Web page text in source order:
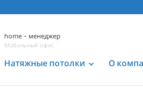
home - менеджер
Мобильный офис
Натяжные потолки О